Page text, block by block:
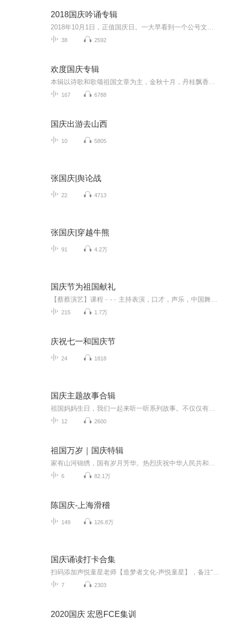
2018国庆吟诵专辑
38 2592
欢度国庆专辑
167 6788
国庆出游去山西
10 5805
张国庆|舆论战
22 4713
张国庆|穿越牛熊
91 4.2万
国庆节为祖国献礼
215 1.7万
庆祝七一和国庆节
24 1818
国庆主题故事合辑
12 2600
祖国万岁｜国庆特辑
6 82.1万
陈国庆-上海滑稽
149 126.8万
国庆诵读打卡合集
7 2303
2020国庆 宏恩FCE集训